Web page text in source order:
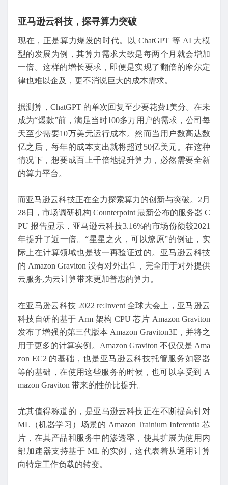
亚马逊云科技，探寻算力突破
现在，正是算力爆发的时代。以 ChatGPT 等 AI 大模
型的发展为例，其算力需求大致是每两个月就会增加
一倍。这样的增长要求，即便是实现了翻倍的摩尔定
律也难以企及，更不消说巨大的成本需求。
据测算，ChatGPT 的单次回复至少要花费1美分。在未
成为“爆款”前，满足当时100多万用户的需求，公司每
天至少需要10万美元运行成本。然而当用户数高达数
亿之后，每年的成本支出就将超过50亿美元。在这种
情况下，想要成百上千倍地提升算力，必然需要全新
的算力平台。
而亚马逊云科技正在全力探索算力的创新与突破。2月
28日，市场调研机构 Counterpoint 最新公布的服务器 C
PU 报告显示，亚马逊云科技3.16%的市场份额较2021
年提升了近一倍。“星星之火，可以燎原”的例证，实
际上在计算领域也是被一再验证过的。亚马逊云科技
的 Amazon Graviton 没有对外出售，完全用于对外提供
云服务,为云计算带来更加普惠的算力。
在亚马逊云科技 2022 re:Invent 全球大会上，亚马逊云
科技自研的基于 Arm 架构 CPU 芯片 Amazon Graviton
发布了增强的第三代版本 Amazon Graviton3E，并将之
用于更多的计算实例。Amazon Graviton 不仅仅是 Ama
zon EC2 的基础，也是亚马逊云科技托管服务如容器
等的基础，在使用这些服务的时候，也可以享受到 A
mazon Graviton 带来的性价比提升。
尤其值得称道的，是亚马逊云科技正在不断提高针对
ML（机器学习）场景的 Amazon Trainium Inferentia 芯
片，在其产品和服务中的渗透率，使其扩展为使用内
部加速器支持基于 ML 的实例，这代表着从通用计算
向特定工作负载的转变。